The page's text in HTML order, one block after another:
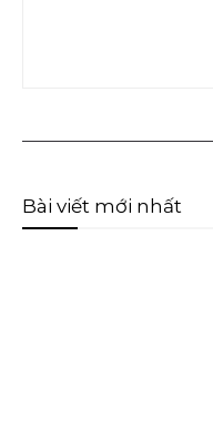
Bài viết mới nhất